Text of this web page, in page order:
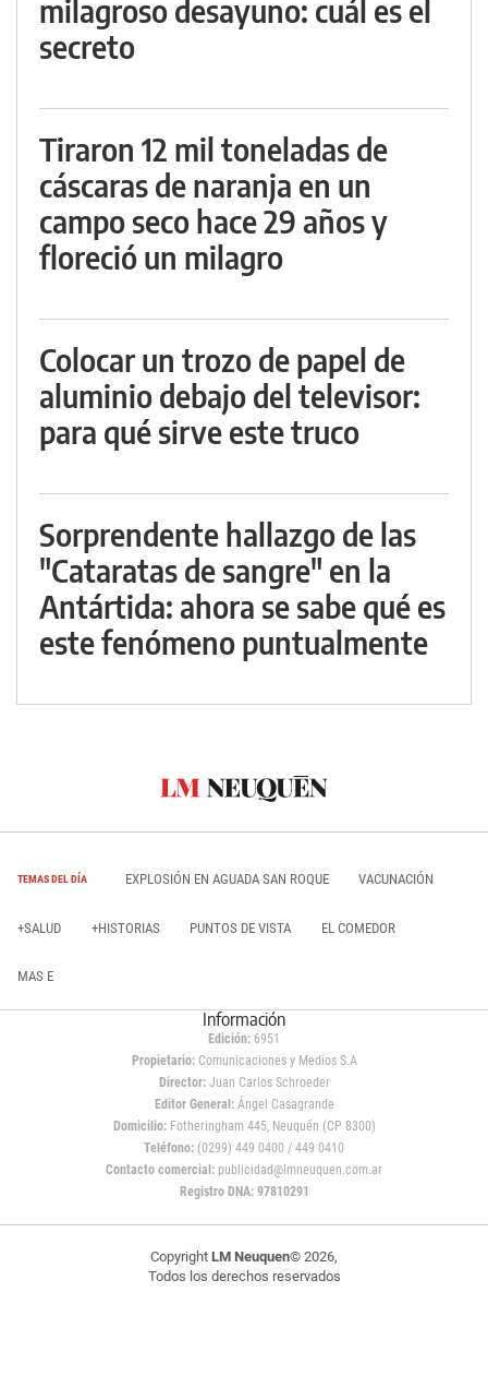
milagroso desayuno: cuál es el
secreto
Tiraron 12 mil toneladas de
cáscaras de naranja en un
campo seco hace 29 años y
floreció un milagro
Colocar un trozo de papel de
aluminio debajo del televisor:
para qué sirve este truco
Sorprendente hallazgo de las
"Cataratas de sangre" en la
Antártida: ahora se sabe qué es
este fenómeno puntualmente
TEMAS DEL DÍA EXPLOSIÓN EN AGUADA SAN ROQUE VACUNACIÓN
+SALUD +HISTORIAS PUNTOS DE VISTA EL COMEDOR
MAS E
Información
Edición: 6951
Propietario:Comunicaciones y Medios S.A
Director: Juan Carlos Schroeder
Editor General:Ángel Casagrande
Domicilio:Fotheringham 445, Neuquén (CP 8300)
Teléfono: (0299) 449 0400 / 449 0410
Contacto comercial: publicidad@lmneuquen.com.ar
Registro DNA: 97810291
Copyright LM Neuquen© 2026,
Todos los derechos reservados